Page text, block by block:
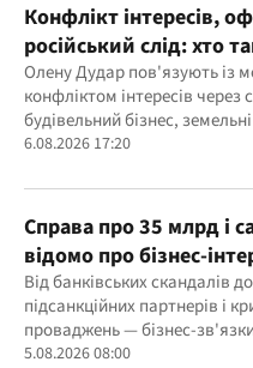
Конфлікт інтересів,
російський слід: хто
Олену Дудар пов'язують із
конфліктом інтересів через
будівельний бізнес,
судові справи
6.08.2026 17:20
Справа про 35 млрд і
відомо про бізнес-
"Родовід Банку" до
Від банківських скандалів
підсанкційних партнерів і
проваджень — бізнес-
Дядечка й досі
5.08.2026 08:00